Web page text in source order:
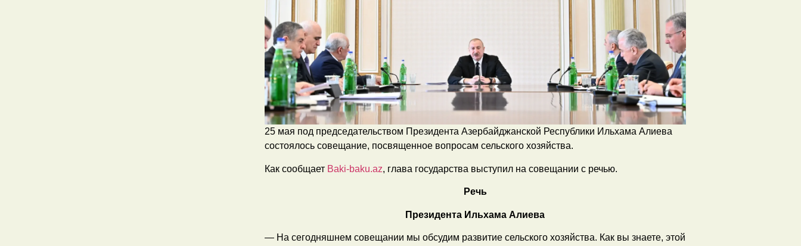
25 мая под председательством Президента Азербайджанской Республики Ильхама Алиева
состоялось совещание, посвященное вопросам сельского хозяйства.
Как сообщает Baki-baku.az, глава государства выступил на совещании с речью.
Речь
Президента Ильхама Алиева
— На сегодняшнем совещании мы обсудим развитие сельского хозяйства. Как вы знаете, этой